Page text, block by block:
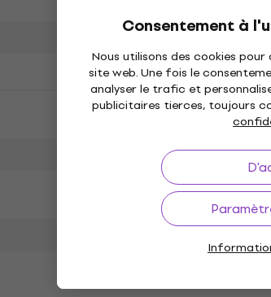
Consentement à
Nous utilisons des cookies
site web. Une fois le
analyser le trafic et
publicitaires tierces, toujours
Coton doux
Coupe classique